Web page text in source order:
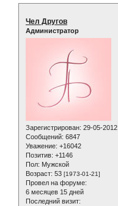
Чел Другов
Администратор
Зарегистрирован: 29-05-2012
Сообщений: 6847
Уважение: +16042
Позитив: +1146
Пол: Мужской
Возраст: 53 [1973-01-21]
Провел на форуме:
6 месяцев 15 дней
Последний визит: